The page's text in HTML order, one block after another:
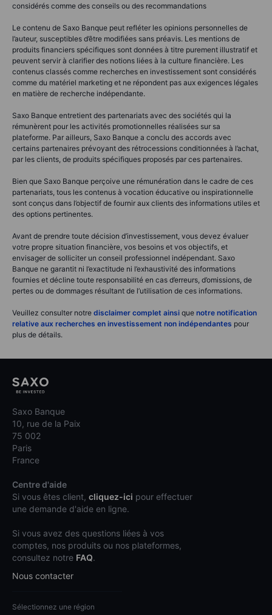
considérés comme des conseils ou des recommandations
Le contenu de Saxo Banque peut refléter les opinions personnelles de
l’auteur, susceptibles d’être modifiées sans préavis. Les mentions de
produits financiers spécifiques sont données à titre purement illustratif et
peuvent servir à clarifier des notions liées à la culture financière. Les
contenus classés comme recherches en investissement sont considérés
comme du matériel marketing et ne répondent pas aux exigences légales
en matière de recherche indépendante.
Saxo Banque entretient des partenariats avec des sociétés qui la
rémunèrent pour les activités promotionnelles réalisées sur sa
plateforme. Par ailleurs, Saxo Banque a conclu des accords avec
certains partenaires prévoyant des rétrocessions conditionnées à l’achat,
par les clients, de produits spécifiques proposés par ces partenaires.
Bien que Saxo Banque perçoive une rémunération dans le cadre de ces
partenariats, tous les contenus à vocation éducative ou inspirationnelle
sont conçus dans l’objectif de fournir aux clients des informations utiles et
des options pertinentes.
Avant de prendre toute décision d’investissement, vous devez évaluer
votre propre situation financière, vos besoins et vos objectifs, et
envisager de solliciter un conseil professionnel indépendant. Saxo
Banque ne garantit ni l’exactitude ni l’exhaustivité des informations
fournies et décline toute responsabilité en cas d’erreurs, d’omissions, de
pertes ou de dommages résultant de l’utilisation de ces informations.
Veuillez consulter notre disclaimer complet ainsi que notre notification
relative aux recherches en investissement non indépendantes pour
plus de détails.
Saxo Banque
10, rue de la Paix
75 002
Paris
France
Centre d'aide
Si vous êtes client, cliquez-ici pour effectuer
une demande d'aide en ligne.
Si vous avez des questions liées à vos
comptes, nos produits ou nos plateformes,
consultez notre FAQ.
Nous contacter
Sélectionnez une région